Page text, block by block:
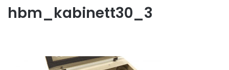
hbm_kabinett30_3